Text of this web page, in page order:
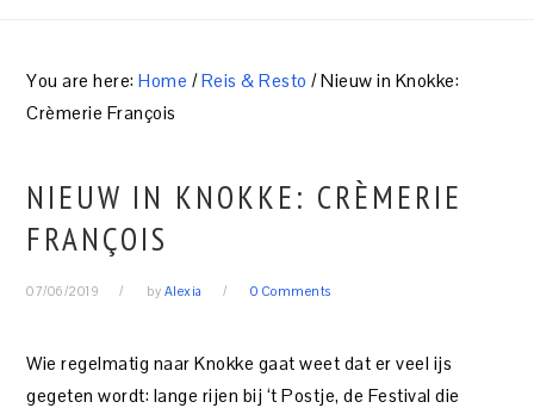
You are here:Home /Reis & Resto /Nieuw in Knokke:
Crèmerie François
NIEUW IN KNOKKE: CRÈMERIE
FRANÇOIS
07/06/2019 by Alexia 0 Comments
Wie regelmatig naar Knokke gaat weet dat er veel ijs
gegeten wordt: lange rijen bij ‘t Postje, de Festival die